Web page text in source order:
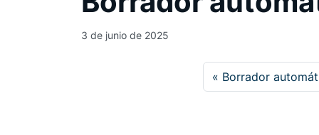
3 de junio de 2025
Borrador